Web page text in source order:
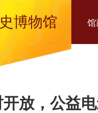
博物馆 馆
放，公益